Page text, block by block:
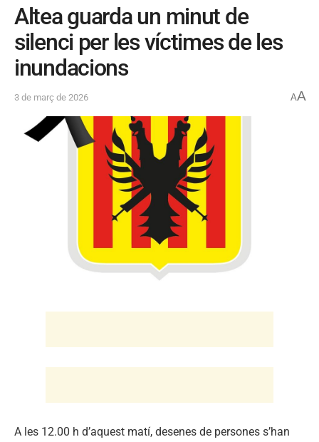
Altea guarda un minut de
silenci per les víctimes de les
inundacions
3 de març de 2026 AA
A les 12.00 h d’aquest matí, desenes de persones s’han